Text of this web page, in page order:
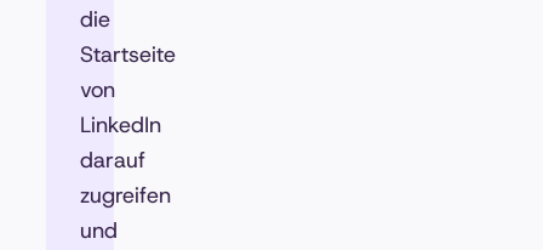
die
Startseite
von
LinkedIn
darauf
zugreifen
und